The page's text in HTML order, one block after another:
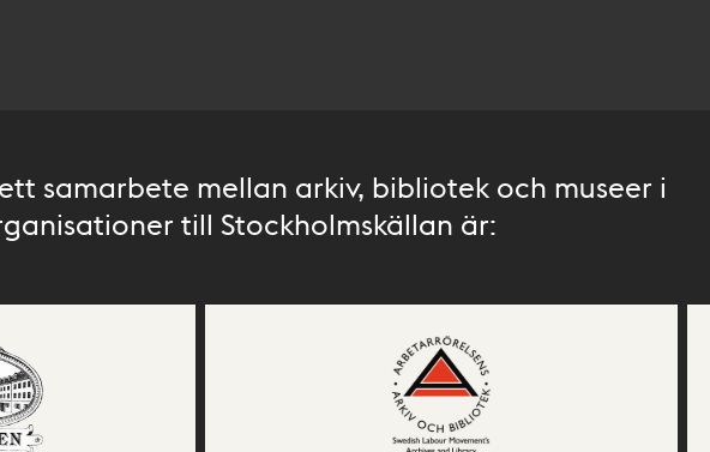
samarbete mellan arkiv, bibliotek och museer i
till Stockholmskällan är: